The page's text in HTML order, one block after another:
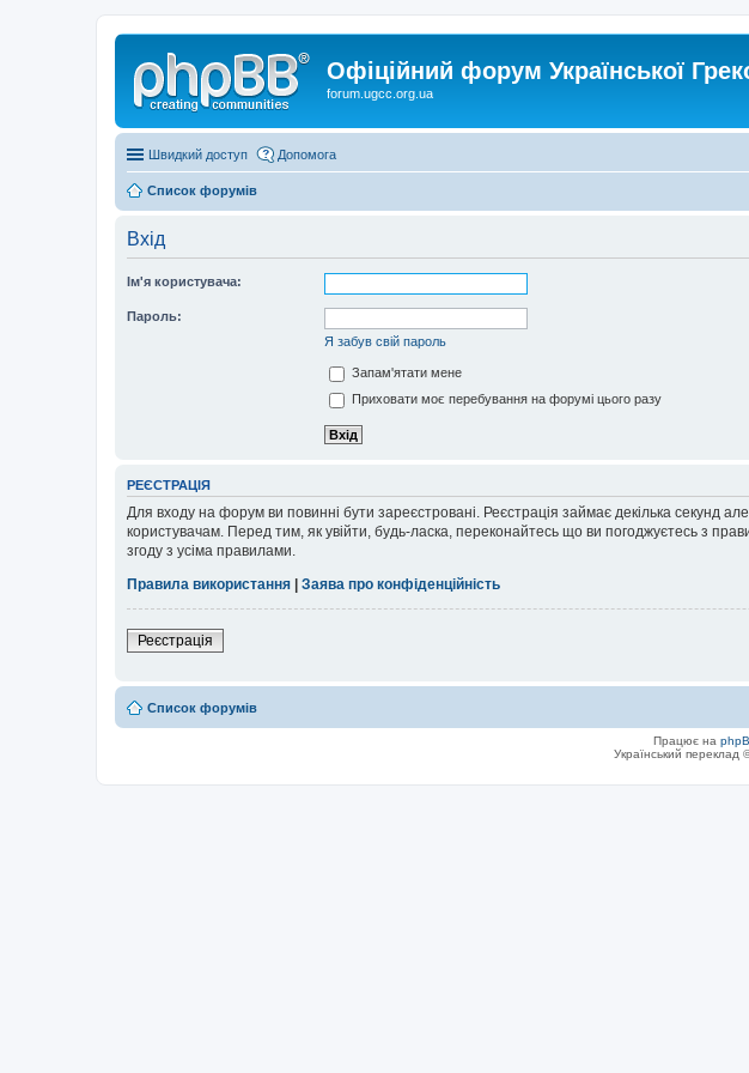
Офіційний форум Української
forum.ugcc.org.ua
Швидкий доступ Допомога
Список форумів
Вхід
Ім'я користувача:
Пароль:
Я забув свій пароль
Запам'ятати мене
Приховати моє перебування на форумі цього разу
РЕЄСТРАЦІЯ
Для входу на форум ви повинні бути зареєстровані. Реєстрація займає декілька секунд
користувачам. Перед тим, як увійти, будь-ласка, переконайтесь що ви погоджуєтесь з
згоду з усіма правилами.
Правила використання
Заява про конфіденційність
Реєстрація
Список форумів
Працює на
Український переклад